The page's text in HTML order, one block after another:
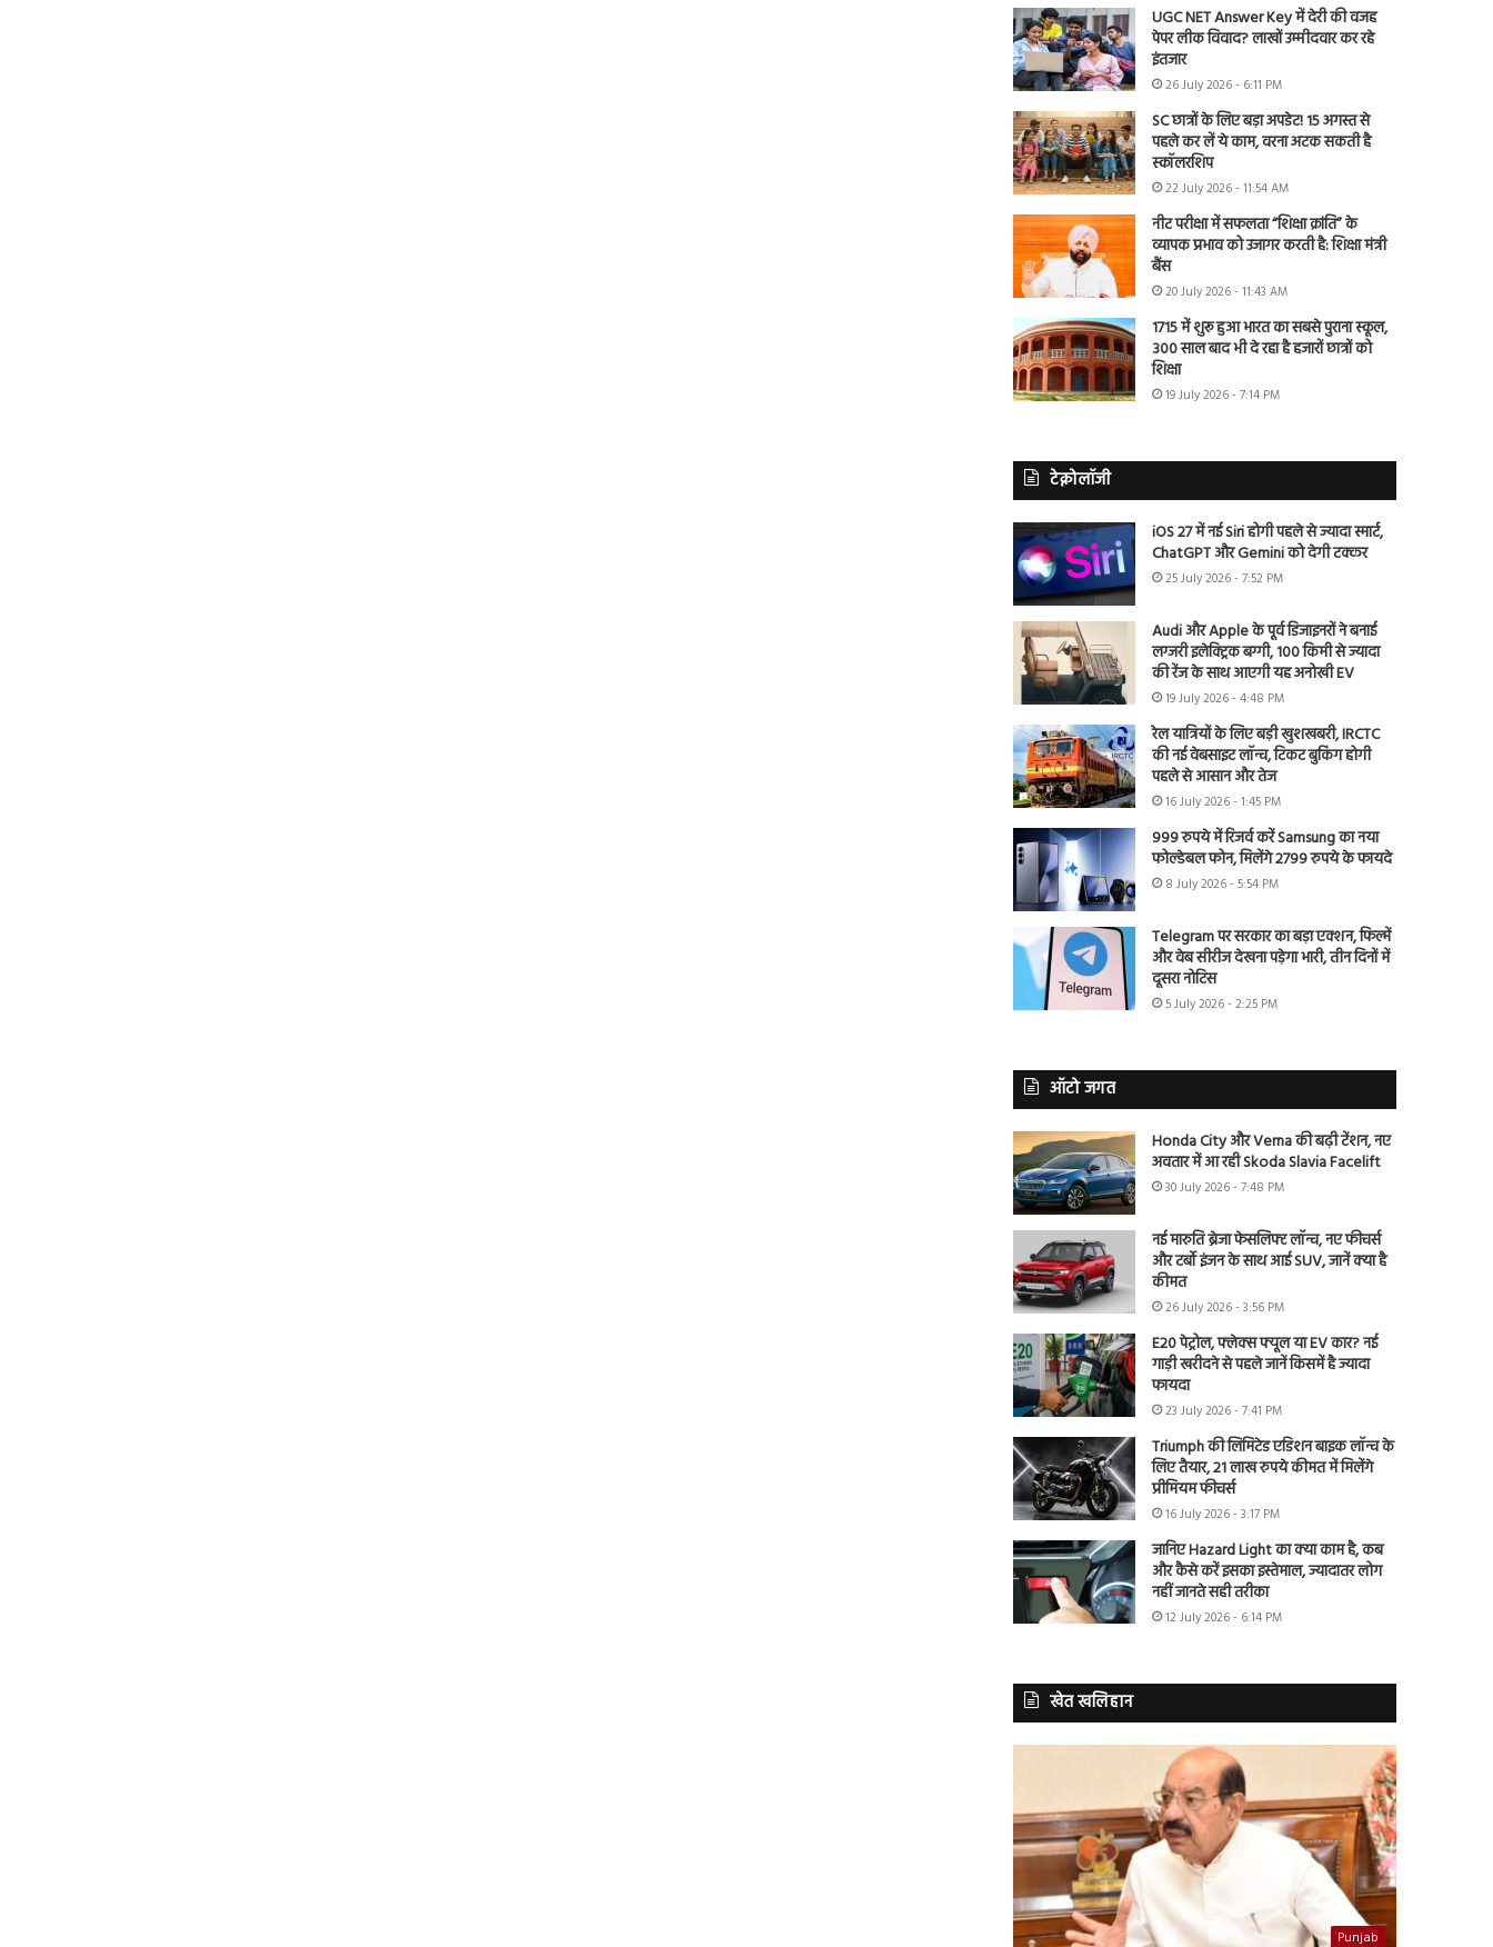
UGC NET Answer Key में देरी की वजह
पेपर लीक विवाद? लाखों उम्मीदवार कर रहे
इंतजार
26 July 2026 - 6:11 PM
SC छात्रों के लिए बड़ा अपडेट! 15 अगस्त से
पहले कर लें ये काम, वरना अटक सकती है
स्कॉलरशिप
22 July 2026 - 11:54 AM
नीट परीक्षा में सफलता “शिक्षा क्रांति” के
व्यापक प्रभाव को उजागर करती है: शिक्षा मंत्री
बैंस
20 July 2026 - 11:43 AM
1715 में शुरू हुआ भारत का सबसे पुराना स्कूल,
300 साल बाद भी दे रहा है हजारों छात्रों को
शिक्षा
19 July 2026 - 7:14 PM
टेक्नोलॉजी
iOS 27 में नई Siri होगी पहले से ज्यादा स्मार्ट,
ChatGPT और Gemini को देगी टक्कर
25 July 2026 - 7:52 PM
Audi और Apple के पूर्व डिजाइनरों ने बनाई
लग्जरी इलेक्ट्रिक बग्गी, 100 किमी से ज्यादा
की रेंज के साथ आएगी यह अनोखी EV
19 July 2026 - 4:48 PM
रेल यात्रियों के लिए बड़ी खुशखबरी, IRCTC
की नई वेबसाइट लॉन्च, टिकट बुकिंग होगी
पहले से आसान और तेज
16 July 2026 - 1:45 PM
999 रुपये में रिजर्व करें Samsung का नया
फोल्डेबल फोन, मिलेंगे 2799 रुपये के फायदे
8 July 2026 - 5:54 PM
Telegram पर सरकार का बड़ा एक्शन, फिल्में
और वेब सीरीज देखना पड़ेगा भारी, तीन दिनों में
दूसरा नोटिस
5 July 2026 - 2:25 PM
ऑटो जगत
Honda City और Verna की बढ़ी टेंशन, नए
अवतार में आ रही Skoda Slavia Facelift
30 July 2026 - 7:48 PM
नई मारुति ब्रेजा फेसलिफ्ट लॉन्च, नए फीचर्स
और टर्बो इंजन के साथ आई SUV, जानें क्या है
कीमत
26 July 2026 - 3:56 PM
E20 पेट्रोल, फ्लेक्स फ्यूल या EV कार? नई
गाड़ी खरीदने से पहले जानें किसमें है ज्यादा
फायदा
23 July 2026 - 7:41 PM
Triumph की लिमिटेड एडिशन बाइक लॉन्च के
लिए तैयार, 21 लाख रुपये कीमत में मिलेंगे
प्रीमियम फीचर्स
16 July 2026 - 3:17 PM
जानिए Hazard Light का क्या काम है, कब
और कैसे करें इसका इस्तेमाल, ज्यादातर लोग
नहीं जानते सही तरीका
12 July 2026 - 6:14 PM
खेत खलिहान
Punjab